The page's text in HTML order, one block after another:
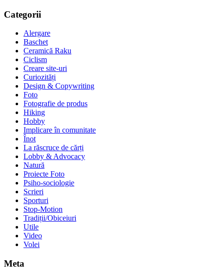
Categorii
Alergare
Baschet
Ceramică Raku
Ciclism
Creare site-uri
Curiozități
Design & Copywriting
Foto
Fotografie de produs
Hiking
Hobby
Implicare în comunitate
Înot
La răscruce de cărți
Lobby & Advocacy
Natură
Proiecte Foto
Psiho-sociologie
Scrieri
Sporturi
Stop-Motion
Tradiții/Obiceiuri
Utile
Video
Volei
Meta